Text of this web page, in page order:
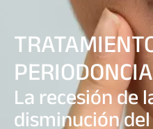
PERIODONCIA
La recesión de
disminución